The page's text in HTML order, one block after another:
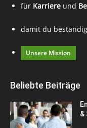
für Karriere und
damit du beständig
Unsere Mission
Beliebte Beiträge
&